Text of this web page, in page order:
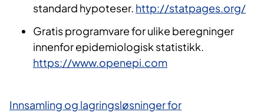
standard hypoteser. ​ http://statpages.org/
Gratis programvare for ulike beregninger
innenfor epidemiologisk statistikk.
https://www.openepi.com
Innsamling og lagringsløsninger for